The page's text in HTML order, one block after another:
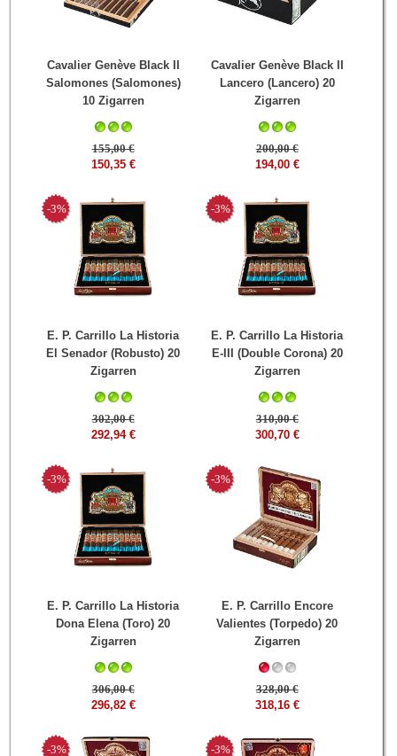
Cavalier Genève Black II
Salomones (Salomones)
10 Zigarren
155,00 €
150,35 €
Cavalier Genève Black II
Lancero (Lancero) 20
Zigarren
200,00 €
194,00 €
E. P. Carrillo La Historia
El Senador (Robusto) 20
Zigarren
302,00 €
292,94 €
-3%
E. P. Carrillo La Historia
E-III (Double Corona) 20
Zigarren
310,00 €
300,70 €
-3%
E. P. Carrillo La Historia
Dona Elena (Toro) 20
Zigarren
306,00 €
296,82 €
-3%
E. P. Carrillo Encore
Valientes (Torpedo) 20
Zigarren
328,00 €
318,16 €
-3%
-3% -3%